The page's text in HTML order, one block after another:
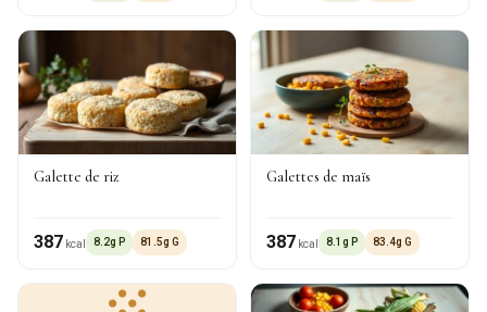
Galette de riz
387 kcal 8.2g P 81.5g G
Galettes de maïs
387 kcal 8.1g P 83.4g G